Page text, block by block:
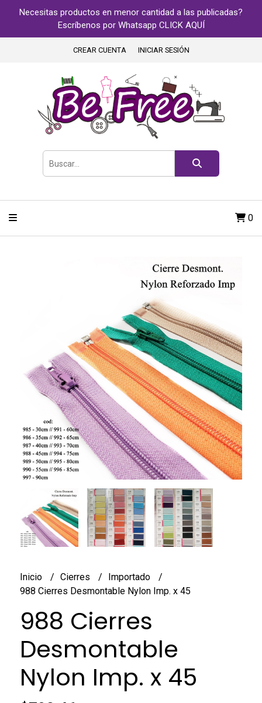
Necesitas productos en menor cantidad a las publicadas?
Escríbenos por Whatsapp CLICK AQUÍ
CREAR CUENTA INICIAR SESIÓN
0
Inicio Cierres
Importado
988 Cierres Desmontable Nylon Imp. x 45
988 Cierres
Desmontable
Nylon Imp. x 45